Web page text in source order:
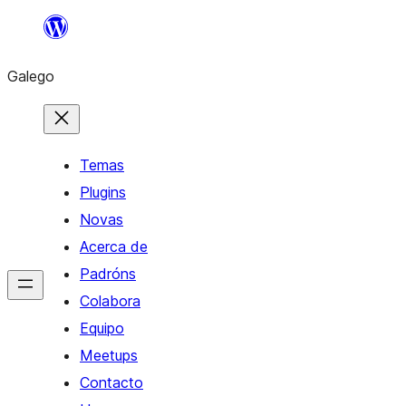
Saltar
contido
Galego
Temas
Plugins
Novas
Acerca de
Padróns
Colabora
Equipo
Meetups
Contacto